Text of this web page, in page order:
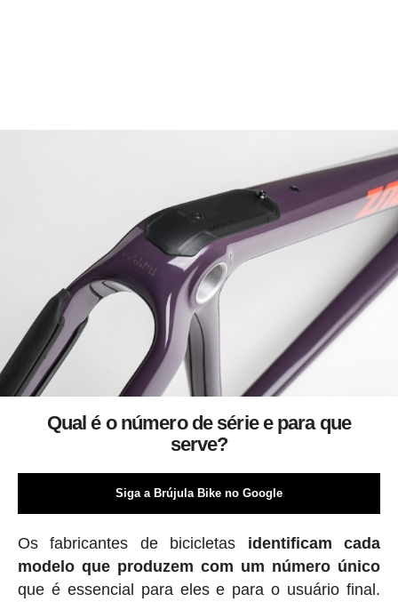
Qual é o número de série e para que
serve?
Siga a Brújula Bike no Google
Os fabricantes de bicicletas identificam cada
modelo que produzem com um número único
que é essencial para eles e para o usuário final.